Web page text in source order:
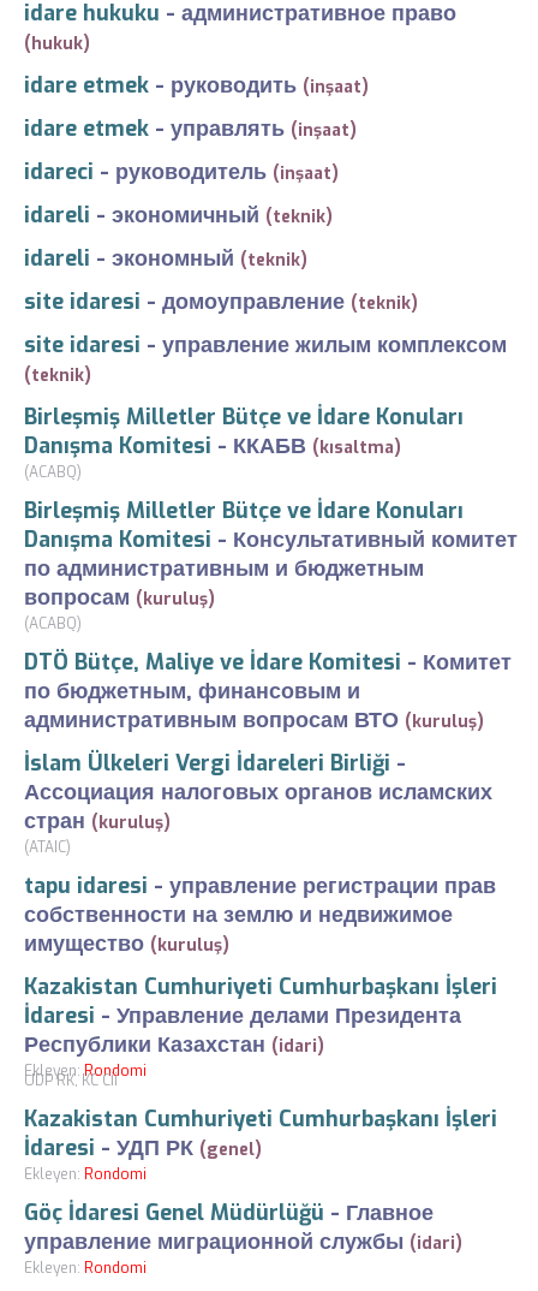
idare hukuku - административное право
(hukuk)
idare etmek - руководить (inşaat)
idare etmek - управлять (inşaat)
idareci - руководитель (inşaat)
idareli - экономичный (teknik)
idareli - экономный (teknik)
site idaresi - домоуправление (teknik)
site idaresi - управление жилым комплексом
(teknik)
Birleşmiş Milletler Bütçe ve İdare Konuları
Danışma Komitesi - ККАБВ (kısaltma)
(ACABQ)
Birleşmiş Milletler Bütçe ve İdare Konuları
Danışma Komitesi - Консультативный комитет
по административным и бюджетным
вопросам (kuruluş)
(ACABQ)
DTÖ Bütçe, Maliye ve İdare Komitesi - Комитет
по бюджетным, финансовым и
административным вопросам ВТО (kuruluş)
İslam Ülkeleri Vergi İdareleri Birliği -
Ассоциация налоговых органов исламских
стран (kuruluş)
(ATAIC)
tapu idaresi - управление регистрации прав
собственности на землю и недвижимое
имущество (kuruluş)
Kazakistan Cumhuriyeti Cumhurbaşkanı İşleri
İdaresi - Управление делами Президента
Республики Казахстан (idari)
Ekleyen:Rondomi
UDP RK, KC Cİİ
Kazakistan Cumhuriyeti Cumhurbaşkanı İşleri
İdaresi - УДП РК (genel)
Ekleyen: Rondomi
Göç İdaresi Genel Müdürlüğü - Главное
управление миграционной службы (idari)
Ekleyen: Rondomi